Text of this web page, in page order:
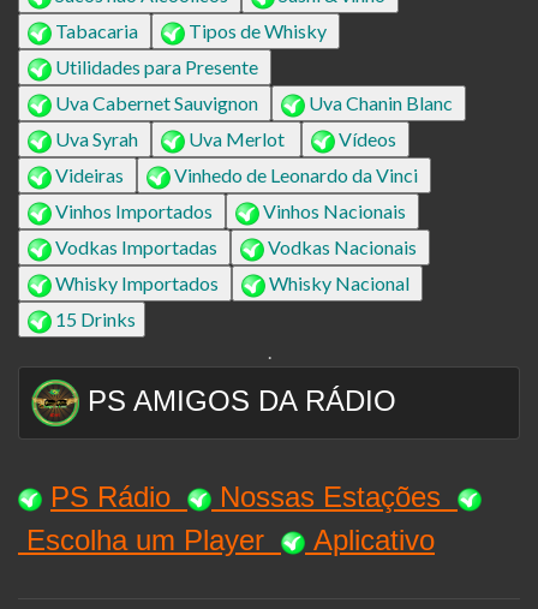
Tabacaria
Tipos de Whisky
Utilidades para Presente
Uva Cabernet Sauvignon
Uva Chanin Blanc
Uva Syrah
Uva Merlot
Vídeos
Videiras
Vinhedo de Leonardo da Vinci
Vinhos Importados
Vinhos Nacionais
Vodkas Importadas
Vodkas Nacionais
Whisky Importados
Whisky Nacional
15 Drinks
.
PS AMIGOS DA RÁDIO
PS Rádio Nossas Estações
Escolha um Player
Aplicativo